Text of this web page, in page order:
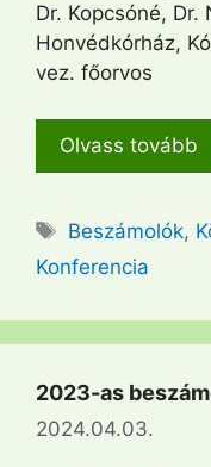
Dr. Kopcsóné, Dr.
Honvédkórház,
vez. főorvos
Olvass tovább
Címkék
Beszámolók,
Konferencia
2023-as
2024.04.03.